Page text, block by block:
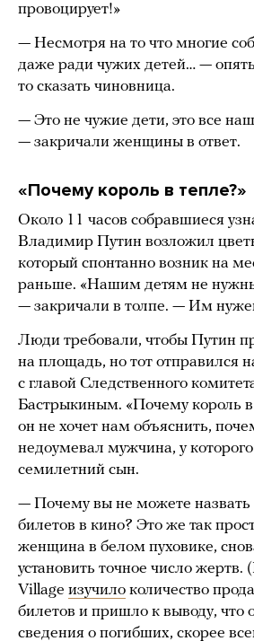
провоцирует!»
— Несмотря на то что многие
даже ради чужих детей… —
то сказать чиновница.
— Это не чужие дети, это все
— закричали женщины в ответ.
«Почему король в тепле?»
Около 11 часов собравшиеся
Владимир Путин возложил
который спонтанно возник на
раньше. «Нашим детям не
— закричали в толпе. — Им
Люди требовали, чтобы Путин
на площадь, но тот отправился
с главой Следственного
Бастрыкиным. «Почему король
он не хочет нам объяснить,
недоумевал мужчина, у
семилетний сын.
— Почему вы не можете
билетов в кино? Это же так
женщина в белом пуховике,
установить точное число жертв.
Village изучило количество
билетов и пришло к выводу, что
сведения о погибших, скорее